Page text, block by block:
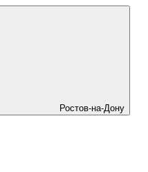
Ростов-на-Дону